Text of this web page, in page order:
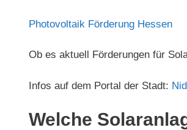
Photovoltaik Förderung Hessen
Ob es aktuell Förderungen für
Infos auf dem Portal der Stadt:
Welche